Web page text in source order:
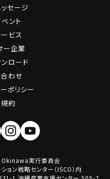
セージ
ント
ビス
ー企業
ロード
わせ
ポリシー
約
実行委員会
ン戦略センター（ISCO）内